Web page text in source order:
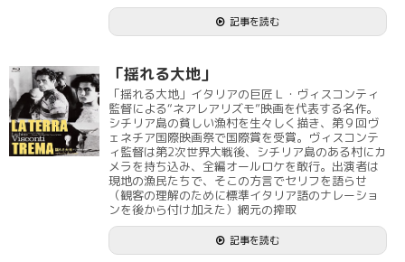
記事を読む
「揺れる大地」
「揺れる大地」イタリアの巨匠Ｌ・ヴィスコンティ
監督による“ネアレアリズモ”映画を代表する名作。
シチリア島の貧しい漁村を生々しく描き、第９回ヴ
ェネチア国際映画祭で国際賞を受賞。ヴィスコンテ
ィ監督は第2次世界大戦後、シチリア島のある村にカ
メラを持ち込み、全編オールロケを敢行。出演者は
現地の漁民たちで、そこの方言でセリフを語らせ
（観客の理解のために標準イタリア語のナレーショ
ンを後から付け加えた）網元の搾取
記事を読む